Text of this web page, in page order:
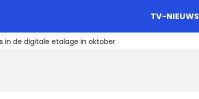
TV-NIEUWS
in de digitale etalage in oktober